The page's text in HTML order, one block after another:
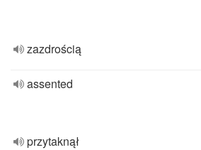
zazdrością
assented
przytaknął